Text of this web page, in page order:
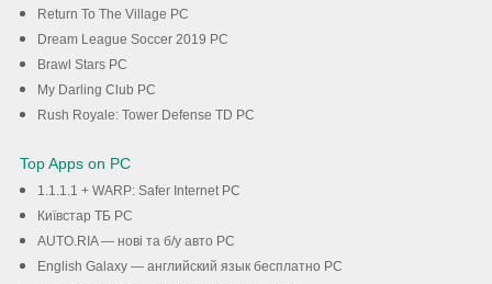
Return To The Village PC
Dream League Soccer 2019 PC
Brawl Stars PC
My Darling Club PC
Rush Royale: Tower Defense TD PC
Top Apps on PC
1.1.1.1 + WARP: Safer Internet PC
Київстар TБ PC
AUTO.RIA — нові та б/у авто PC
English Galaxy — английский язык бесплатно PC